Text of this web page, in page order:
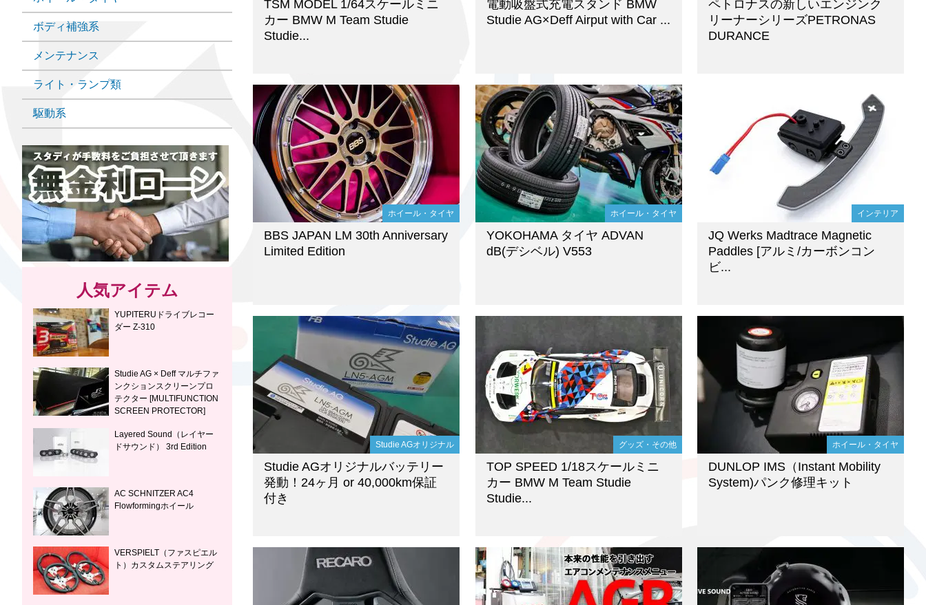
ボディ補強系
メンテナンス
ライト・ランプ類
駆動系
人気アイテム
YUPITERUドライブレコー
ダー Z-310
Studie AG × Deff マルチファ
ンクションスクリーンプロ
テクター [MULTIFUNCTION
SCREEN PROTECTOR]
Layered Sound（レイヤー
ドサウンド） 3rd Edition
AC SCHNITZER AC4
Flowformingホイール
VERSPIELT（ファスピエル
ト）カスタムステアリング
TSM MODEL 1/64スケールミニ
カー BMW M Team Studie
Studie...
電動吸盤式充電スタンド BMW
Studie AG×Deff Airput with Car ...
ペトロナスの新しいエンジンク
リーナーシリーズPETRONAS
DURANCE
ホイール・タイヤ
BBS JAPAN LM 30th Anniversary
Limited Edition
ホイール・タイヤ
YOKOHAMA タイヤ ADVAN
dB(デシベル) V553
インテリア
JQ Werks Madtrace Magnetic
Paddles [アルミ/カーボンコン
ビ...
Studie AGオリジナル
Studie AGオリジナルバッテリー
発動！24ヶ月 or 40,000km保証
付き
グッズ・その他
TOP SPEED 1/18スケールミニ
カー BMW M Team Studie
Studie...
ホイール・タイヤ
DUNLOP IMS（Instant Mobility
System)パンク修理キット